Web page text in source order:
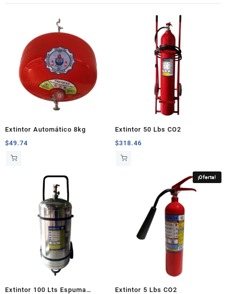
Extintor Automático 8kg
$49.74
Extintor 50 Lbs CO2
$318.46
Extintor 100 Lts Espuma
¡Oferta!
Extintor 5 Lbs CO2